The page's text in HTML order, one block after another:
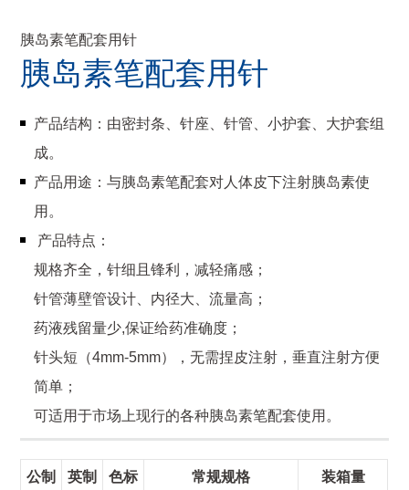
胰岛素笔配套用针
胰岛素笔配套用针
产品结构：由密封条、针座、针管、小护套、大护套组
成。
产品用途：与胰岛素笔配套对人体皮下注射胰岛素使
用。
产品特点：
规格齐全，针细且锋利，减轻痛感；
针管薄壁管设计、内径大、流量高；
药液残留量少,保证给药准确度；
针头短（4mm-5mm），无需捏皮注射，垂直注射方便
简单；
可适用于市场上现行的各种胰岛素笔配套使用。
公制 英制 色标 常规规格 装箱量